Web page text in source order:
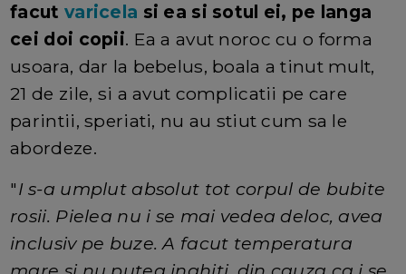
facut varicela si ea si sotul ei, pe langa
cei doi copii. Ea a avut noroc cu o forma
usoara, dar la bebelus, boala a tinut mult,
21 de zile, si a avut complicatii pe care
parintii, speriati, nu au stiut cum sa le
abordeze.
"I s-a umplut absolut tot corpul de bubite
rosii. Pielea nu i se mai vedea deloc, avea
inclusiv pe buze. A facut temperatura